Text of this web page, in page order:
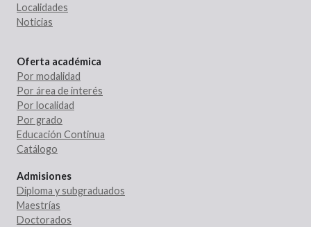
Localidades
Noticias
Oferta académica
Por modalidad
Por área de interés
Por localidad
Por grado
Educación Continua
Catálogo
Admisiones
Diploma y subgraduados
Maestrías
Doctorados